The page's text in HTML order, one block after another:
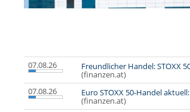
07.08.26 Freundlicher Handel: STOXX
(finanzen.at)
07.08.26
Euro STOXX 50-Handel
(finanzen.at)